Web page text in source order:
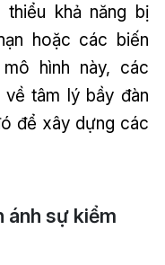
khả năng bị
hoặc các biến
hình này, các
tâm lý bầy đàn
để xây dựng các
ánh sự kiểm